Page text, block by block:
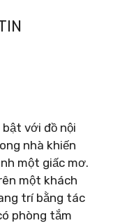
bật với đồ nội
nhà khiến
một giấc mơ.
một khách
trí bằng tác
phòng tắm